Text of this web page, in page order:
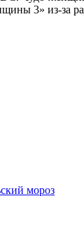
3» из-
мороз